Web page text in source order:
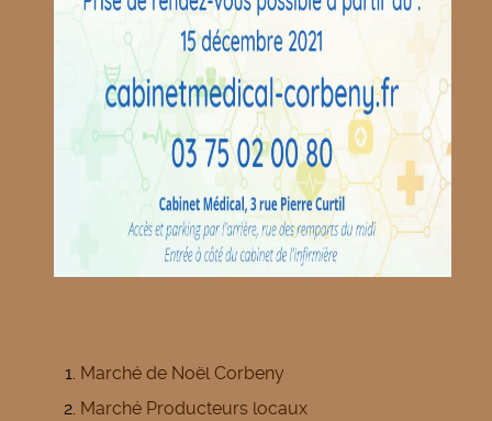
Marché de Noël Corbeny
Marché Producteurs locaux